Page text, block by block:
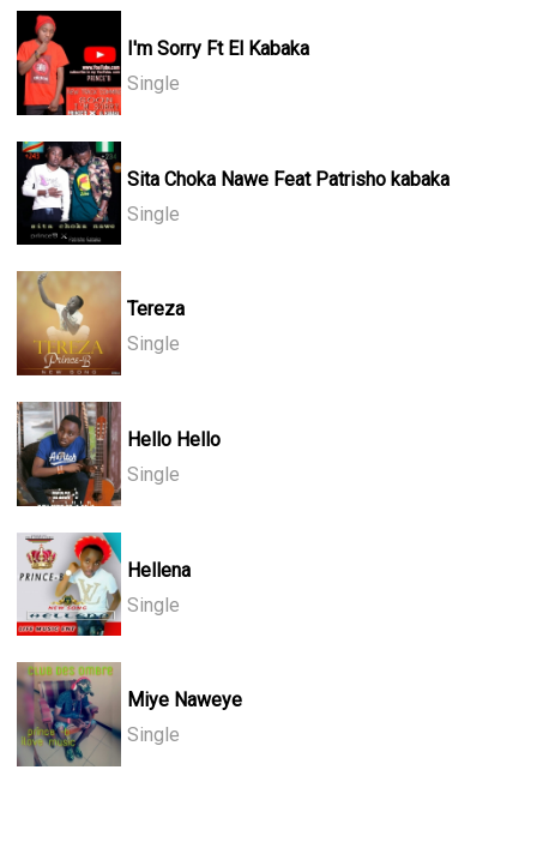
I'm Sorry Ft El Kabaka
Single
Sita Choka Nawe Feat Patrisho kabaka
Single
Tereza
Single
Hello Hello
Single
Hellena
Single
Miye Naweye
Single